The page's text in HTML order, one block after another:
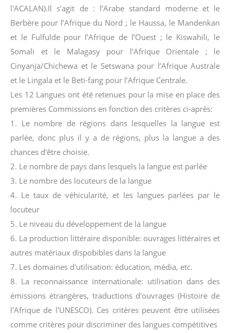
l'ACALAN).Il s’agit de : l’Arabe standard moderne et le
Berbère pour l’Afrique du Nord ; le Haussa, le Mandenkan
et le Fulfulde pour l’Afrique de l’Ouest ; le Kiswahili, le
Somali et le Malagasy pour l’Afrique Orientale ; le
Cinyanja/Chichewa et le Setswana pour l’Afrique Australe
et le Lingala et le Beti-fang pour l’Afrique Centrale.
Les 12 Langues ont été retenues pour la mise en place des
premières Commissions en fonction des critères ci-après:
1. Le nombre de régions dans lesquelles la langue est
parlée, donc plus il y a de régions, plus la langue a des
chances d'être choisie.
2. Le nombre de pays dans lesquels la langue est parlée
3. Le nombre des locuteurs de la langue
4. Le taux de véhicularité, et les langues parlées par le
locuteur
5. Le niveau du développement de la langue
6. La production littéraire disponible: ouvrages littéraires et
autres matériaux dispobibles dans la langue
7. Les domaines d'utilisation: éducation, média, etc.
8. La reconnaissance internationale: utilisation dans des
émissions étrangères, traductions d'ouvrages (Histoire de
l'Afrique de l'UNESCO). Ces critères peuvent être utilisées
comme critères pour discriminer des langues compétitives